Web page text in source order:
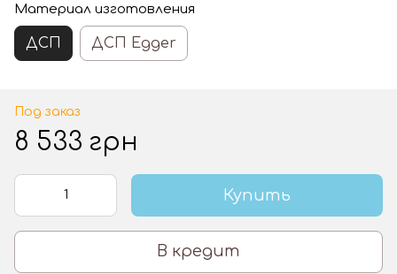
Материал изготовления
ДСП ДСП Egger
Под заказ
8 533 грн
Купить
В кредит